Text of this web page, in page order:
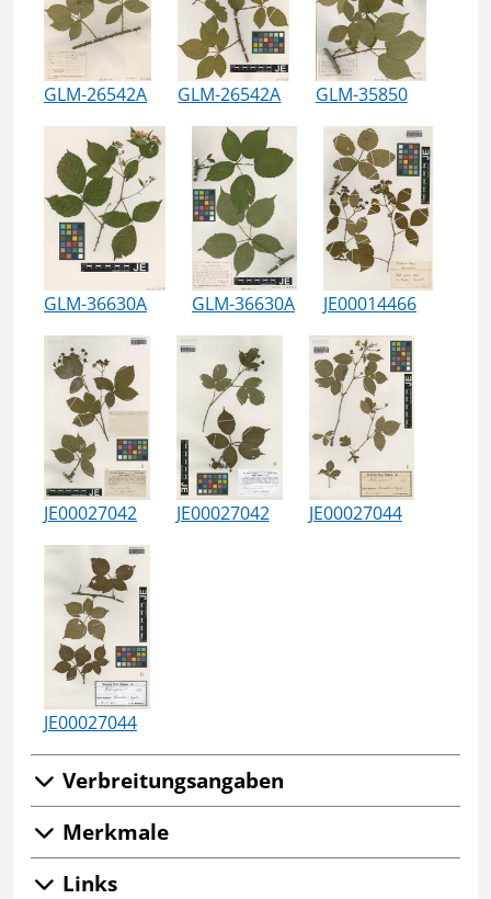
GLM-26542A GLM-26542A GLM-35850
GLM-36630A GLM-36630A JE00014466
JE00027042 JE00027042 JE00027044
JE00027044
Verbreitungsangaben
Merkmale
Links